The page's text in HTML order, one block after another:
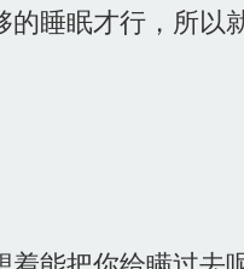
睡眠才行，所以